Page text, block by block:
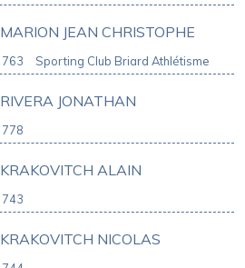
763
MARION JEAN CHRISTOPHE
Sporting Club Briard Athlétisme
778
RIVERA JONATHAN
743
KRAKOVITCH ALAIN
KRAKOVITCH NICOLAS